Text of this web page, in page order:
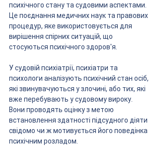
психічного стану та судовими аспектами.
Це поєднання медичних наук та правових
процедур, яке використовується для
вирішення спірних ситуацій, що
стосуються психічного здоров'я.
У судовій психіатрії, психіатри та
психологи аналізують психічний стан осіб,
які звинувачуються у злочині, або тих, які
вже перебувають у судовому вироку.
Вони проводять оцінку з метою
встановлення здатності підсудного діяти
свідомо чи ж мотивується його поведінка
психічним розладом.